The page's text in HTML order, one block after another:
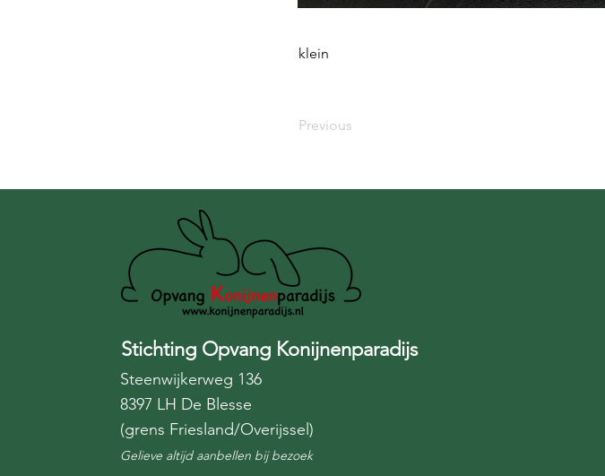
klein
Previous
Stichting Opvang Konijnenparadijs
Steenwijkerweg 136
8397 LH De Blesse
(grens Friesland/Overijssel)
Gelieve altijd aanbellen bij bezoek